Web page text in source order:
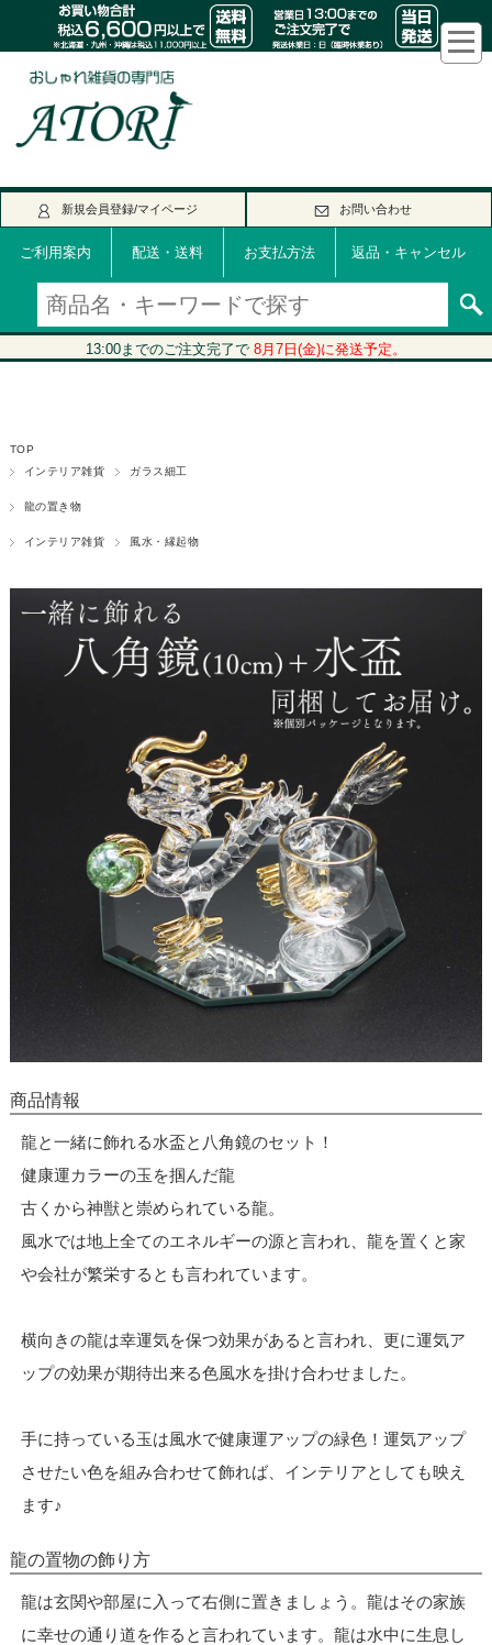
新規会員登録/マイページ お問い合わせ
ご利用案内 配送・送料 お支払方法 返品・キャンセル
TOP
インテリア雑貨
ガラス細工
龍の置き物
インテリア雑貨 風水・縁起物
商品情報
龍と一緒に飾れる水盃と八角鏡のセット！
健康運カラーの玉を掴んだ龍
古くから神獣と崇められている龍。
風水では地上全てのエネルギーの源と言われ、龍を置くと家
や会社が繁栄するとも言われています。
横向きの龍は幸運気を保つ効果があると言われ、更に運気ア
ップの効果が期待出来る色風水を掛け合わせました。
手に持っている玉は風水で健康運アップの緑色！運気アップ
させたい色を組み合わせて飾れば、インテリアとしても映え
ます♪
龍の置物の飾り方
龍は玄関や部屋に入って右側に置きましょう。龍はその家族
に幸せの通り道を作ると言われています。龍は水中に生息し